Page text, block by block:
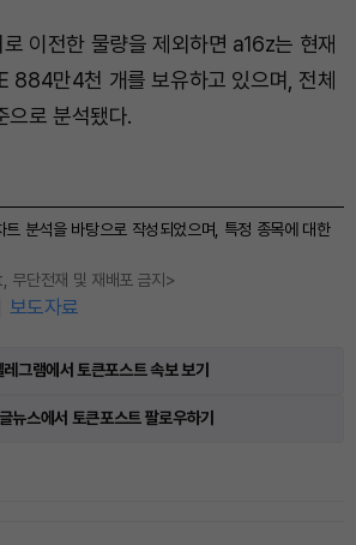
이전한 물량을 제외하면 a16z는 현재
884만4천 개를 보유하고 있으며, 전체
으로 분석됐다.
분석을 바탕으로 작성되었으며, 특정 종목에 대한
단전재 및 재배포 금지>
보도자료
레그램에서 토큰포스트 속보 보기
뉴스에서 토큰포스트 팔로우하기